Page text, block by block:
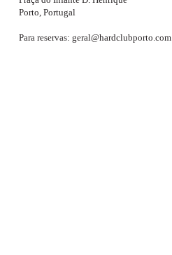
Porto, Portugal
Para reservas: geral@hardclubporto.com